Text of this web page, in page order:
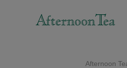
Afternoon